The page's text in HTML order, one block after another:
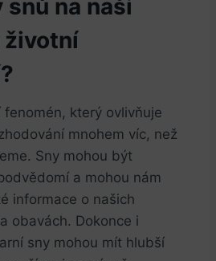
na naši
životní
fenomén, který ovlivňuje
mnohem víc, než
Sny mohou být
a mohou nám
informace o našich
obavách. Dokonce i
sny mohou mít hlubší